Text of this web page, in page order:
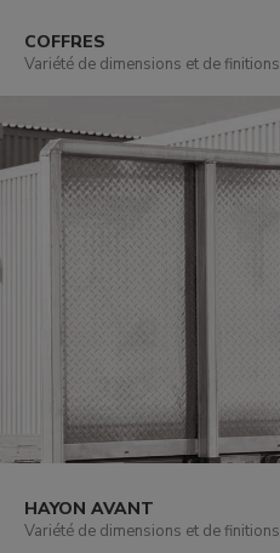
COFFRES
Variété de dimensions et de finitions
HAYON AVANT
Variété de dimensions et de finitions